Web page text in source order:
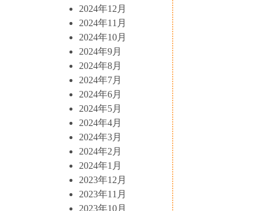
2024年12月
2024年11月
2024年10月
2024年9月
2024年8月
2024年7月
2024年6月
2024年5月
2024年4月
2024年3月
2024年2月
2024年1月
2023年12月
2023年11月
2023年10月